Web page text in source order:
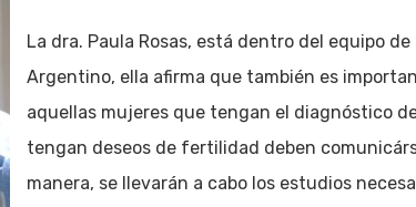
La dra. Paula Rosas, está dentro del equipo
Argentino, ella afirma que también es
aquellas mujeres que tengan el diagnóstico
tengan deseos de fertilidad deben
manera, se llevarán a cabo los estudios